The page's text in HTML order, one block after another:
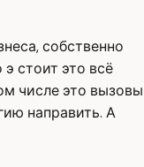
собственно
стоит это всё
числе это вызовы
направить. А